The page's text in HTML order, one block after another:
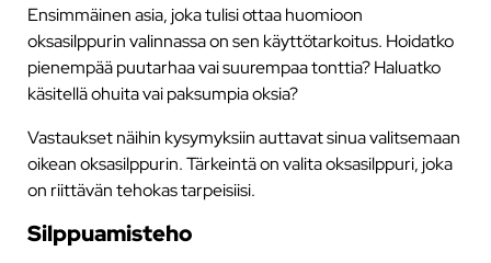
Ensimmäinen asia, joka tulisi ottaa huomioon
oksasilppurin valinnassa on sen käyttötarkoitus. Hoidatko
pienempää puutarhaa vai suurempaa tonttia? Haluatko
käsitellä ohuita vai paksumpia oksia?
Vastaukset näihin kysymyksiin auttavat sinua valitsemaan
oikean oksasilppurin. Tärkeintä on valita oksasilppuri, joka
on riittävän tehokas tarpeisiisi.
Silppuamisteho